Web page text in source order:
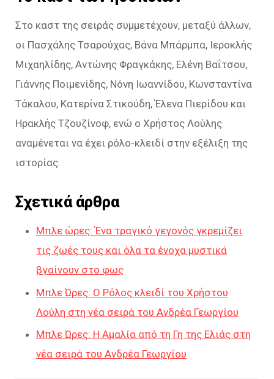
Στο καστ της σειράς συμμετέχουν, μεταξύ άλλων,
οι Πασχάλης Τσαρούχας, Βάνα Μπάρμπα, Ιεροκλής
Μιχαηλίδης, Αντώνης Φραγκάκης, Ελένη Βαΐτσου,
Γιάννης Ποιμενίδης, Νόνη Ιωαννίδου, Κωνσταντίνα
Τάκαλου, Κατερίνα Στικούδη, Έλενα Πιερίδου και
Ηρακλής Τζουζίνοφ, ενώ ο Χρήστος Λούλης
αναμένεται να έχει ρόλο-κλειδί στην εξέλιξη της
ιστορίας.
Σχετικά άρθρα
Μπλε ώρες: Ένα τραγικό γεγονός γκρεμίζει
τις ζωές τους και όλα τα ένοχα μυστικά
βγαίνουν στο φως
Μπλε Ώρες: Ο Ρόλος κλειδί του Χρήστου
Λούλη στη νέα σειρά του Ανδρέα Γεωργίου
Μπλε Ώρες: Η Αμαλία από τη Γη της Ελιάς στη
νέα σειρά του Ανδρέα Γεωργίου